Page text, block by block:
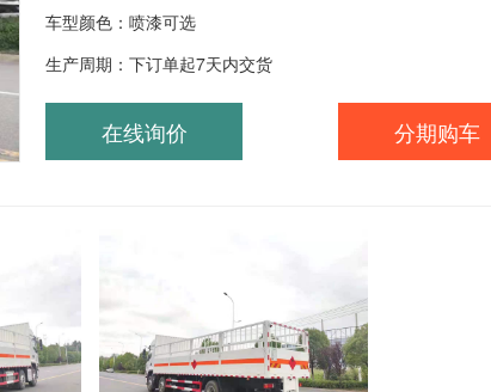
车型颜色：喷漆可选
生产周期：下订单起7天内交货
在线询价 分期购车